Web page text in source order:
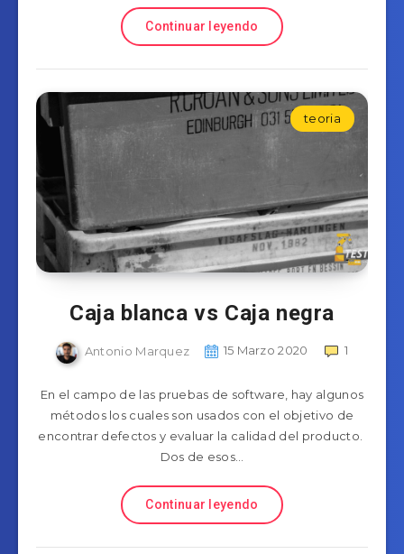
Continuar leyendo
teoria
Caja blanca vs Caja negra
Antonio Marquez 15 Marzo 2020 1
En el campo de las pruebas de software, hay algunos
métodos los cuales son usados con el objetivo de
encontrar defectos y evaluar la calidad del producto.
Dos de esos…
Continuar leyendo